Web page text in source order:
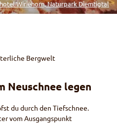
Wiriehorn, Naturpark Diemtigtal
Bergwelt
Neuschnee legen
du durch den Tiefschnee.
vom Ausgangspunkt